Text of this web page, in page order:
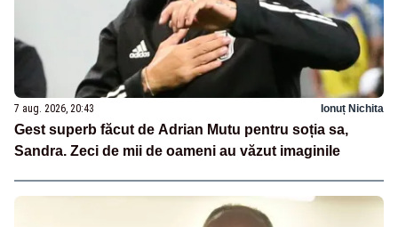
7 aug. 2026, 20:43 Ionuț Nichita
Gest superb făcut de Adrian Mutu pentru soția sa,
Sandra. Zeci de mii de oameni au văzut imaginile